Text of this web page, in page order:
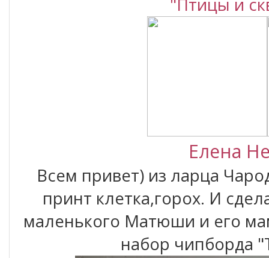
Елена
Всем привет) из ларца
принт клетка,горох. И
маленького Матюши и его
набор чипборда